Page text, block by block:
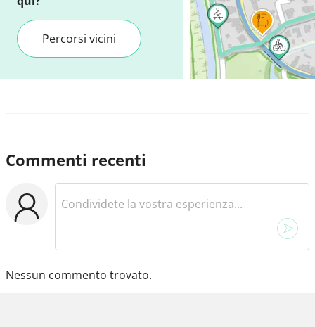
Percorsi vicini
Commenti recenti
Nessun commento trovato.